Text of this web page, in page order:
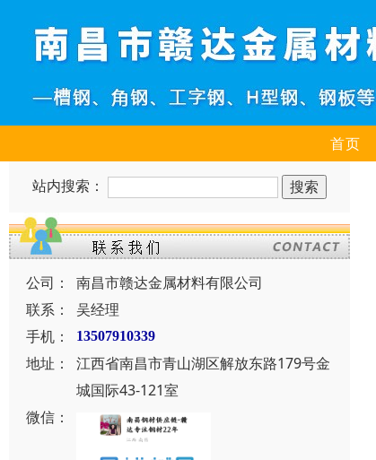
首页
站内搜索：
公司：
南昌市赣达金属材料有限公司
联系：
吴经理
手机：
13507910339
地址：
江西省南昌市青山湖区解放东路179号金
城国际43-121室
微信：